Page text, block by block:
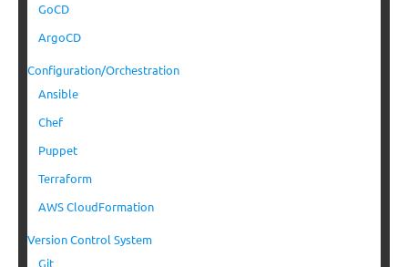
GoCD
ArgoCD
Configuration/Orchestration
Ansible
Chef
Puppet
Terraform
AWS CloudFormation
Version Control System
Git